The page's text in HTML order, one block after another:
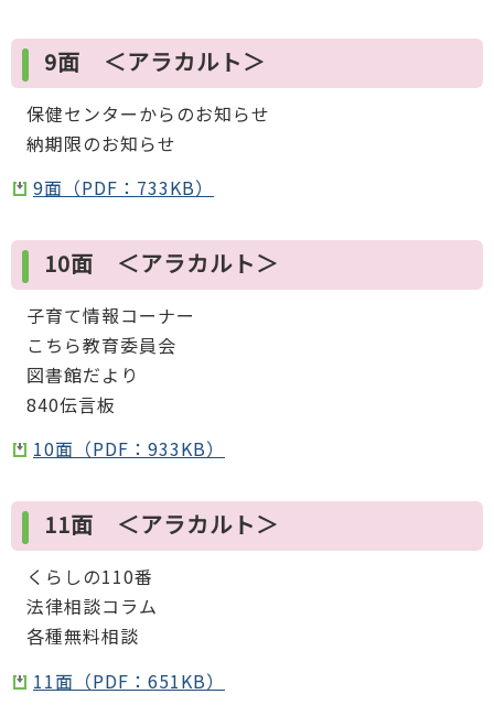
9面 ＜アラカルト＞
保健センターからのお知らせ
納期限のお知らせ
9面（PDF：733KB）
10面 ＜アラカルト＞
子育て情報コーナー
こちら教育委員会
図書館だより
840伝言板
10面（PDF：933KB）
11面 ＜アラカルト＞
くらしの110番
法律相談コラム
各種無料相談
11面（PDF：651KB）